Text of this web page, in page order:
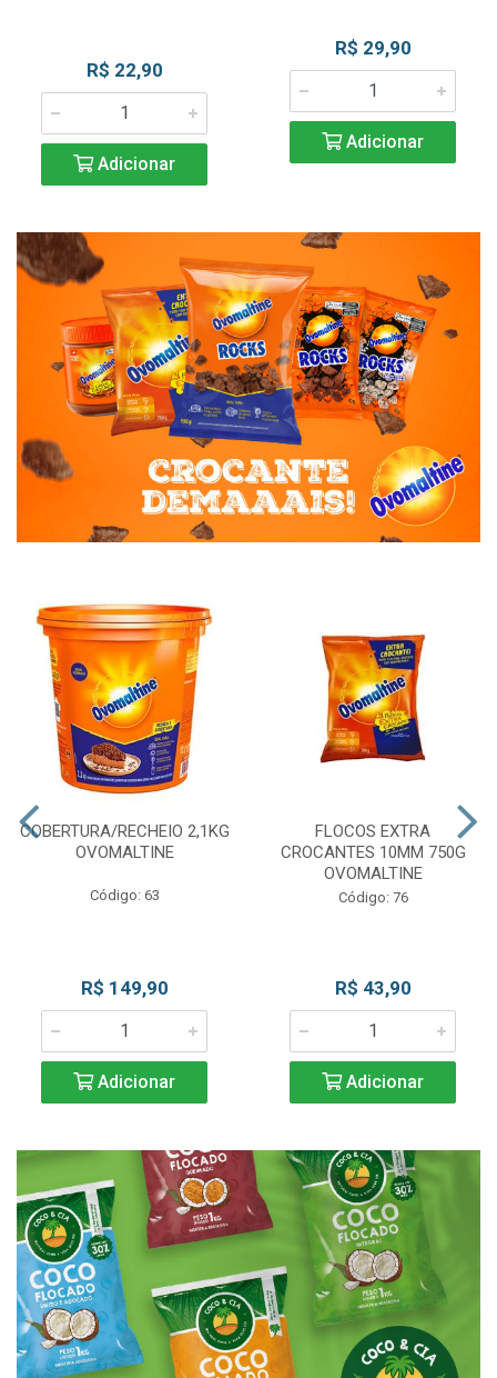
R$ 22,90
Adicionar
R$ 29,90
Adicionar
COBERTURA/RECHEIO 2,1KG
OVOMALTINE
Código: 63
R$ 149,90
Adicionar
FLOCOS EXTRA
CROCANTES 10MM 750G
OVOMALTINE
Código: 76
R$ 43,90
Adicionar